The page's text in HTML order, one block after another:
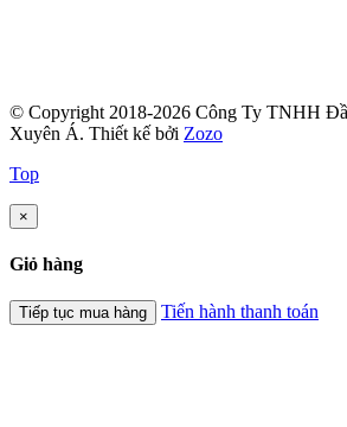
© Copyright 2018-2026 Công Ty TNHH
Xuyên Á. Thiết kế bởi Zozo
Top
×
Giỏ hàng
Tiếp tục mua hàng Tiến hành thanh toán